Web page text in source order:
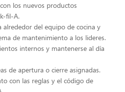
los nuevos productos
fil-A.
alrededor del equipo de cocina y
de mantenimiento a los lideres.
internos y mantenerse al día
de apertura o cierre asignadas.
con las reglas y el código de